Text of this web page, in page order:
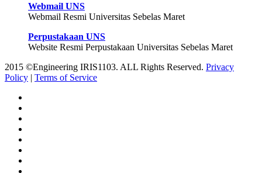
Webmail UNS
Webmail Resmi Universitas Sebelas Maret
Perpustakaan UNS
Website Resmi Perpustakaan Universitas Sebelas Maret
2015 ©Engineering IRIS1103. ALL Rights Reserved. Privacy
Policy | Terms of Service